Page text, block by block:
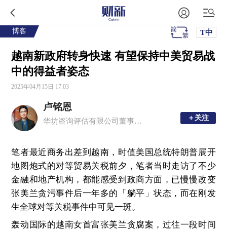
博客 T中
越南新政府转身快速 有望保持中美贸易战
中的得益者姿态
2025年04月15日 17:03
卢铭恩
华坊咨询评估有限公司董事总经理、注册中国房地产估价师、香港测量师学会产业测量师 ＋关注
＋关注
笔者最近商务出差到越南，时值美国总统特朗普展开
地图炮式的对等贸易关税前夕，笔者当时走访了不少
金融和地产机构，都能感受到政商方面，已慢慢改变
张美兰贪污事件后一年多的「躺平」状态，而在刚发
生全球对等关税事件中可见一斑。
轰动国际的越南女首富张美兰贪腐案，过往一段时间